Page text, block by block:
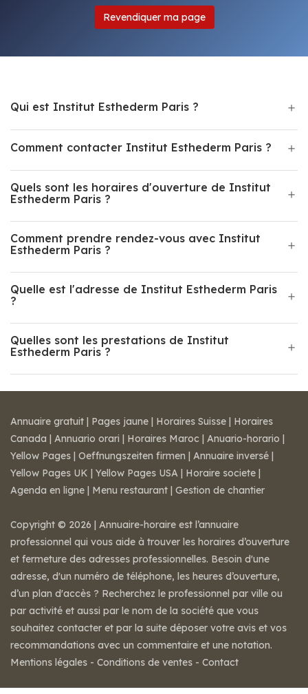
Revendiquer ma page
Qui est Institut Esthederm Paris ?
Comment contacter Institut Esthederm Paris ?
Quels sont les horaires d'ouverture de Institut
Esthederm Paris ?
Comment prendre rendez-vous avec Institut
Esthederm Paris ?
Quelle est l'adresse de Institut Esthederm Paris
?
Quelles sont les prestations de Institut
Esthederm Paris ?
Annuaire gratuit | Pages jaune | Horaires Suisse | Horaires
Canada | Annuario orari | Horaires Maroc | Anuario-horario |
Yellow Pages | Oeffnungszeiten firmen | Annuaire inversé |
Yellow Pages UK | Yellow Pages USA | Horaire societe |
Agenda en ligne | Menu restaurant | Gestion de chantier
Copyright © 2026 | Annuaire-horaire est l’annuaire
professionnel qui vous aide à trouver les horaires d’ouverture
et fermeture des adresses professionnelles. Besoin d'une
adresse, d'un numéro de téléphone, les heures d’ouverture,
d’un plan d'accès ? Recherchez le professionnel par ville ou
par activité et aussi par le nom de la société que vous
souhaitez contacter et par la suite déposer votre avis et vos
recommandations avec un commentaire et une notation.
Mentions légales - Conditions de ventes - Contact